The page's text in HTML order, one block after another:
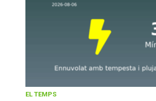
EL TEMPS